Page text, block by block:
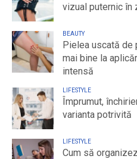
vizual puternic în
BEAUTY
Pielea uscată de
mai bine la
intensă
LIFESTYLE
Împrumut,
varianta potrivită
LIFESTYLE
Cum să